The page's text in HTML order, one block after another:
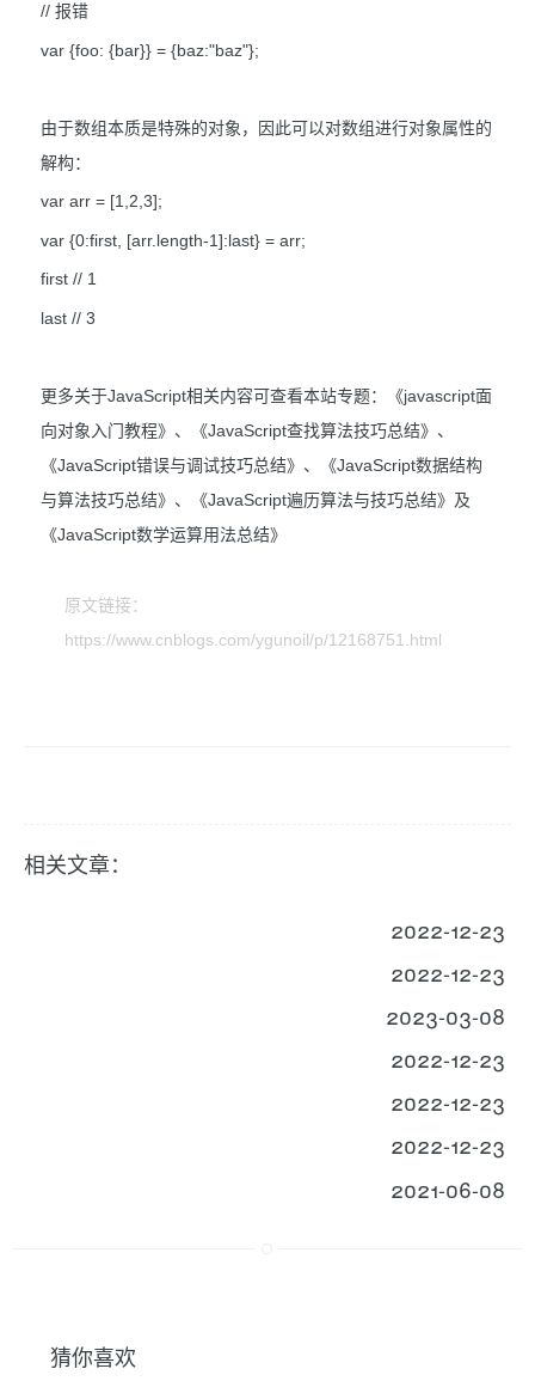
// 报错
var {foo: {bar}} = {baz:"baz"};
由于数组本质是特殊的对象，因此可以对数组进行对象属性的
解构：
var arr = [1,2,3];
var {0:first, [arr.length-1]:last} = arr;
first // 1
last // 3
更多关于JavaScript相关内容可查看本站专题：《javascript面
向对象入门教程》、《JavaScript查找算法技巧总结》、
《JavaScript错误与调试技巧总结》、《JavaScript数据结构
与算法技巧总结》、《JavaScript遍历算法与技巧总结》及
《JavaScript数学运算用法总结》
原文链接：
https://www.cnblogs.com/ygunoil/p/12168751.html
相关文章：
2022-12-23
2022-12-23
2023-03-08
2022-12-23
2022-12-23
2022-12-23
2021-06-08
猜你喜欢